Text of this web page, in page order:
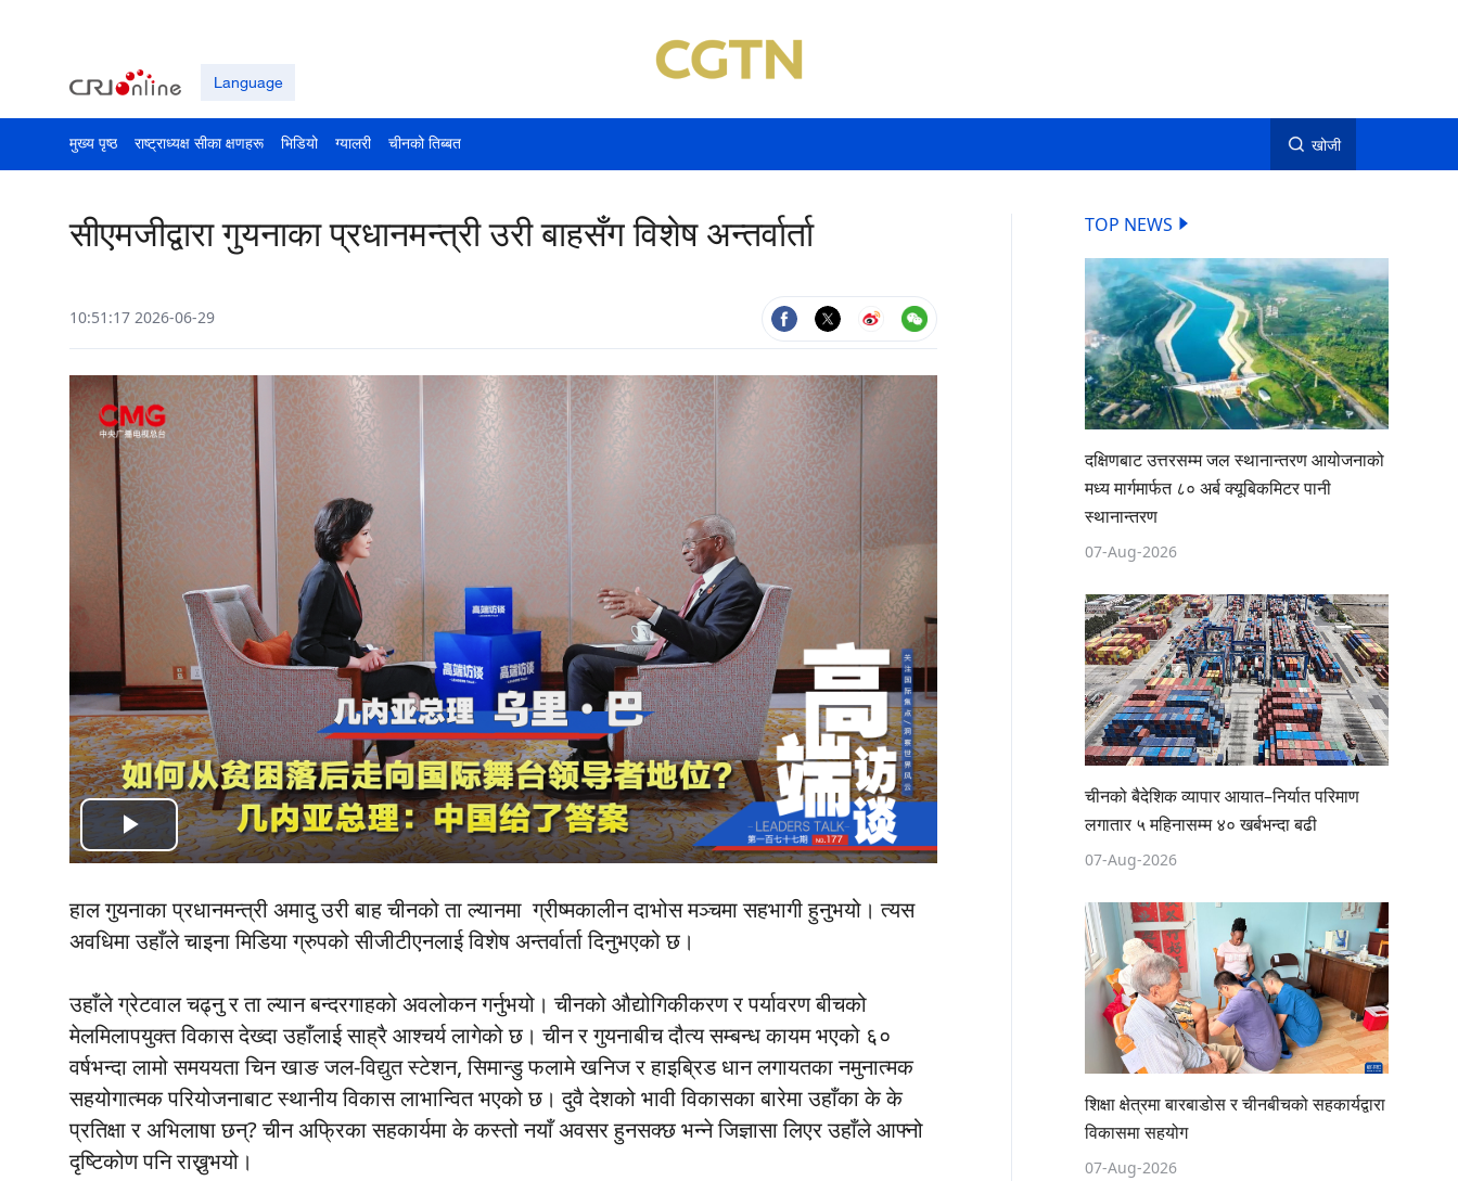
Language
मुख्य पृष्ठ राष्ट्राध्यक्ष सीका क्षणहरू भिडियो ग्यालरी चीनको तिब्बत खोजी
सीएमजीद्वारा गुयनाका प्रधानमन्त्री उरी बाहसँग विशेष अन्तर्वार्ता
10:51:17 2026-06-29
Play
Video
हाल गुयनाका प्रधानमन्त्री अमादु उरी बाह चीनको ता ल्यानमा ग्रीष्मकालीन दाभोस मञ्चमा सहभागी हुनुभयो। त्यस
अवधिमा उहाँले चाइना मिडिया ग्रुपको सीजीटीएनलाई विशेष अन्तर्वार्ता दिनुभएको छ।
उहाँले ग्रेटवाल चढ्नु र ता ल्यान बन्दरगाहको अवलोकन गर्नुभयो। चीनको औद्योगिकीकरण र पर्यावरण बीचको
मेलमिलापयुक्त विकास देख्दा उहाँलाई साह्रै आश्चर्य लागेको छ। चीन र गुयनाबीच दौत्य सम्बन्ध कायम भएको ६०
वर्षभन्दा लामो समययता चिन खाङ जल-विद्युत स्टेशन, सिमान्डु फलामे खनिज र हाइब्रिड धान लगायतका नमुनात्मक
सहयोगात्मक परियोजनाबाट स्थानीय विकास लाभान्वित भएको छ। दुवै देशको भावी विकासका बारेमा उहाँका के के
प्रतिक्षा र अभिलाषा छन्? चीन अफ्रिका सहकार्यमा के कस्तो नयाँ अवसर हुनसक्छ भन्ने जिज्ञासा लिएर उहाँले आफ्नो
दृष्टिकोण पनि राख्नुभयो।
TOP NEWS
दक्षिणबाट उत्तरसम्म जल स्थानान्तरण आयोजनाको
मध्य मार्गमार्फत ८० अर्ब क्यूबिकमिटर पानी
स्थानान्तरण
07-Aug-2026
चीनको बैदेशिक व्यापार आयात–निर्यात परिमाण
लगातार ५ महिनासम्म ४० खर्बभन्दा बढी
07-Aug-2026
शिक्षा क्षेत्रमा बारबाडोस र चीनबीचको सहकार्यद्वारा
विकासमा सहयोग
07-Aug-2026